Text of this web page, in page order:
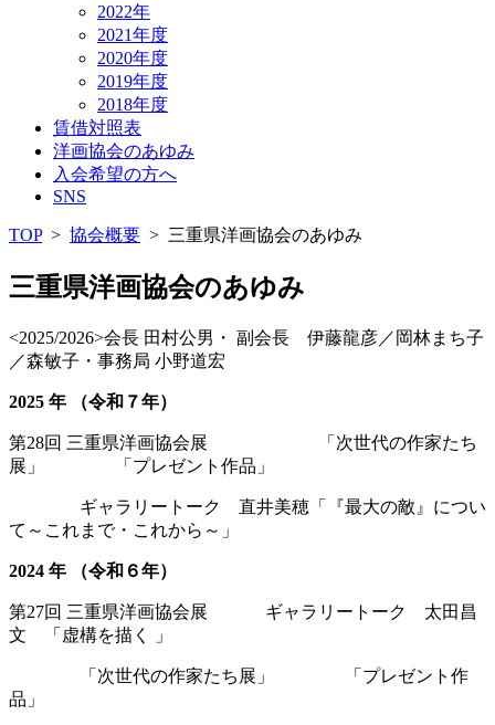
2022年
2021年度
2020年度
2019年度
2018年度
賃借対照表
洋画協会のあゆみ
入会希望の方へ
SNS
TOP> 協会概要 > 三重県洋画協会のあゆみ
三重県洋画協会のあゆみ
<2025/2026>会長 田村公男・ 副会長 伊藤龍彦／岡林まち子
／森敏子・事務局 小野道宏
2025 年 （令和７年）
第28回 三重県洋画協会展 「次世代の作家たち
展」 「プレゼント作品」
ギャラリートーク 直井美穂「『最大の敵』につい
て～これまで・これから～」
2024 年 （令和６年）
第27回 三重県洋画協会展 ギャラリートーク 太田昌
文 「虚構を描く 」
「次世代の作家たち展」 「プレゼント作
品」